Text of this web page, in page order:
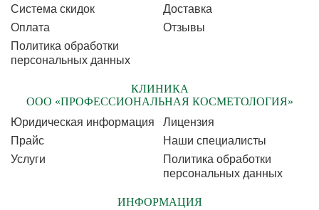
Cистема скидок
Доставка
Оплата
Отзывы
Политика обработки
персональных данных
КЛИНИКА
ООО «ПРОФЕССИОНАЛЬНАЯ КОСМЕТОЛОГИЯ»
Юридическая информация
Лицензия
Прайс
Наши специалисты
Услуги
Политика обработки
персональных данных
ИНФОРМАЦИЯ